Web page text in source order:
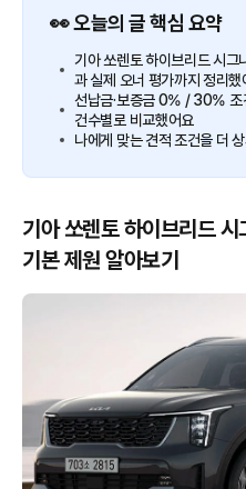
👀 오늘의 글 핵심 요약
기아 쏘렌토 하이브리드 시
과 실제 오너 평가까지 정리했
선납금·보증금 0% / 30% 조
건수별로 비교했어요
나에게 맞는 견적 조건을 더
기아 쏘렌토 하이브리드
기본 제원 알아보기